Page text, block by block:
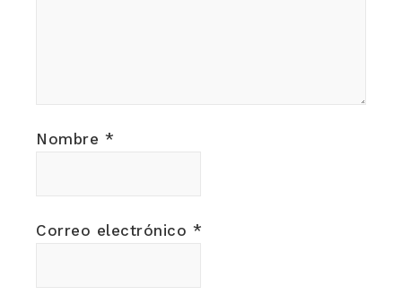
Nombre *
Correo electrónico *